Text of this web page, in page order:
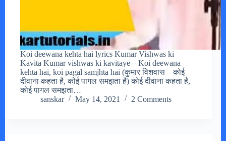
Koi deewana kehta hai lyrics Kumar Vishwas ki
Kavita Kumar vishwas ki kavitaye – Koi deewana
kehta hai, koi pagal samjhta hai (कुमार विशवास – कोई
दीवाना कहता है, कोई पागल समझता है) कोई दीवाना कहता है,
कोई पागल समझता…
sanskar
May 14, 2021 2 Comments